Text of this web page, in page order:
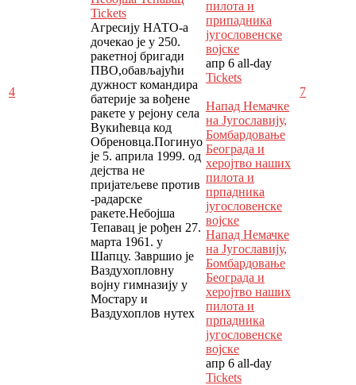
4
Tickets
Агресију НАТО-а
дочекао је у 250.
ракетној бригади
ПВО,обављајући
дужност командира
батерије за вођене
ракете у рејону села
Вукићевца код
Обреновца.Погинуо
је 5. априла 1999. од
дејства не
пријатељеве против
-радарске
ракете.Небојша
Тепавац је рођен 27.
марта 1961. у
Шапцу. Завршио је
Ваздухопловну
војну гимназију у
Мостару и
Ваздухоплов нутех
пилота и
припадника
југословенске
војске
апр 6 all-day
Tickets
Напад Немачке
на Југославију,
Бомбардовање
Београда и
херојтво наших
пилота и
прпадника
југословенске
војске
Напад Немачке
на Југославију,
Бомбардовање
Београда и
херојтво наших
пилота и
прпадника
југословенске
војске
апр 6 all-day
Tickets
7